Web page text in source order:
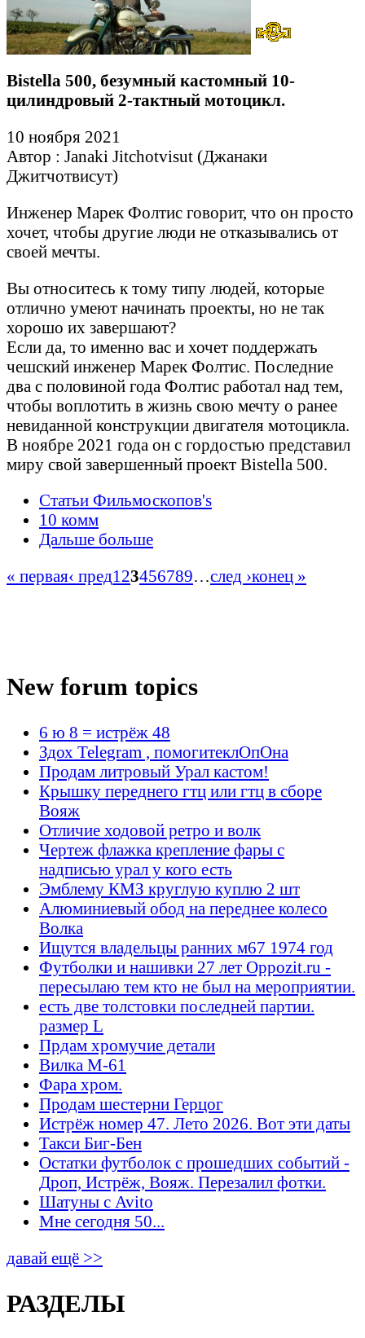
Bistella 500, безумный кастомный 10-
цилиндровый 2-тактный мотоцикл.
10 ноября 2021
Автор : Janaki Jitchotvisut (Джанаки
Джитчотвисут)
Инженер Марек Фолтис говорит, что он просто
хочет, чтобы другие люди не отказывались от
своей мечты.
Вы относитесь к тому типу людей, которые
отлично умеют начинать проекты, но не так
хорошо их завершают?
Если да, то именно вас и хочет поддержать
чешский инженер Марек Фолтис. Последние
два с половиной года Фолтис работал над тем,
чтобы воплотить в жизнь свою мечту о ранее
невиданной конструкции двигателя мотоцикла.
В ноябре 2021 года он с гордостью представил
миру свой завершенный проект Bistella 500.
Статьи Фильмоскопов's
10 комм
Дальше больше
« первая‹ пред1 23456789…след ›конец »
New forum topics
6 ю 8 = истрёж 48
Здох Telegram , помогитеклОпОна
Продам литровый Урал кастом!
Крышку переднего гтц или гтц в сборе
Вояж
Отличие ходовой ретро и волк
Чертеж флажка крепление фары с
надписью урал у кого есть
Эмблему КМЗ круглую куплю 2 шт
Алюминиевый обод на переднее колесо
Волка
Ищутся владельцы ранних м67 1974 год
Футболки и нашивки 27 лет Oppozit.ru -
пересылаю тем кто не был на мероприятии.
есть две толстовки последней партии.
размер L
Прдам хромучие детали
Вилка М-61
Фара хром.
Продам шестерни Герцог
Истрёж номер 47. Лето 2026. Вот эти даты
Такси Биг-Бен
Остатки футболок с прошедших событий -
Дроп, Истрёж, Вояж. Перезалил фотки.
Шатуны с Avito
Мне сегодня 50...
давай ещё >>
РАЗДЕЛЫ